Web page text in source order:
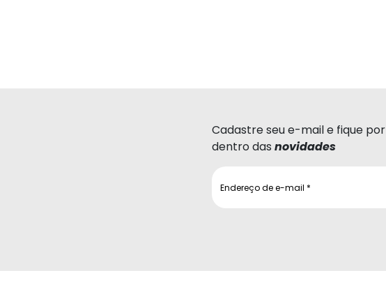
Cadastre seu e-mail e fique por
dentro das novidades